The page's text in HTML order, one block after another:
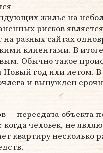
жилье на
рисков
разных сайтах
клиентами. В
Обычно такое
год или летом. В
и вынужден
— пересдача объекта
человек, не
квартиру несколько